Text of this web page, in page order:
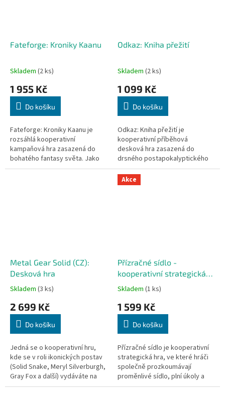
Fateforge: Kroniky Kaanu
Skladem (2 ks)
1 955 Kč
Do košíku
Fateforge: Kroniky Kaanu je
rozsáhlá kooperativní
kampaňová hra zasazená do
bohatého fantasy světa. Jako
hrdinové se vydáte na výpravu
Odkaz: Kniha přežití
Skladem (2 ks)
1 099 Kč
Do košíku
Odkaz: Kniha přežití je
kooperativní příběhová
desková hra zasazená do
drsného postapokalyptického
světa, který připomíná
atmosféru titulů jako Mad Max
nebo The Last of Us. V...
Metal Gear Solid (CZ):
Desková hra
Skladem (3 ks)
2 699 Kč
Do košíku
Jedná se o kooperativní hru,
kde se v roli ikonických postav
(Solid Snake, Meryl Silverburgh,
Gray Fox a další) vydáváte na
nebezpečnou misi. Čeká vás
Akce
Přízračné sídlo -
kooperativní strategická
hra
Skladem (1 ks)
1 599 Kč
Do košíku
Přízračné sídlo je kooperativní
strategická hra, ve které hráči
společně prozkoumávají
proměnlivé sídlo, plní úkoly a
snaží se zachránit lady